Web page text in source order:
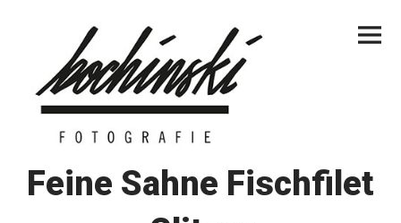
Menu
Feine Sahne Fischfilet